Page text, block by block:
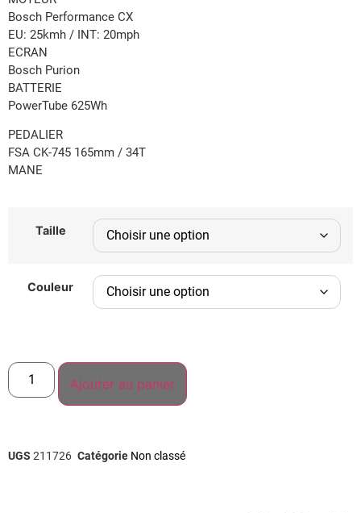
Bosch Performance CX
EU: 25kmh / INT: 20mph
ECRAN
Bosch Purion
BATTERIE
PowerTube 625Wh
PEDALIER
FSA CK-745 165mm / 34T
MANE
Taille
Couleur
Ajouter au panier
UGS 211726 Catégorie Non classé